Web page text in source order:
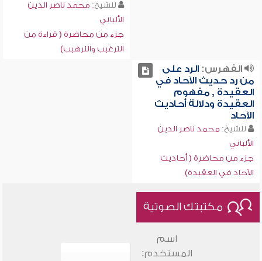
للشيخ: محمد ناصر الدين
الألباني
جزء من محاضرة ( قراءة من
الترغيب والترهيب)
الفهرس:الرد على
من رد حديث الآحاد في
العقيدة , مفهوم
العقيدة ودلالة أحاديث
الآحاد
للشيخ: محمد ناصر الدين
الألباني
جزء من محاضرة ( أحاديث
الآحاد في العقيدة)
مكتبتك الصوتية
اسم
المستخدم: